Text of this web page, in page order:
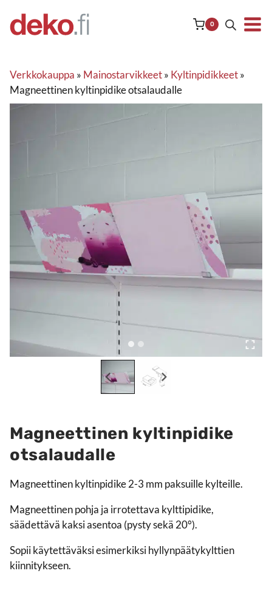
sisältöön
0
Verkkokauppa » Mainostarvikkeet» Kyltinpidikkeet»
Magneettinen kyltinpidike otsalaudalle
Magneettinen kyltinpidike
otsalaudalle
Magneettinen kyltinpidike 2-3 mm paksuille kylteille.
Magneettinen pohja ja irrotettava kylttipidike,
säädettävä kaksi asentoa (pysty sekä 20°).
Sopii käytettäväksi esimerkiksi hyllynpäätykylttien
kiinnitykseen.